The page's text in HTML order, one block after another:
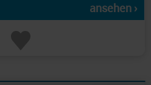
ansehen ›